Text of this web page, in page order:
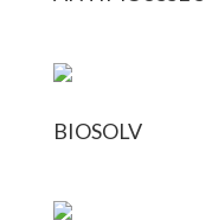
BIOSOLV